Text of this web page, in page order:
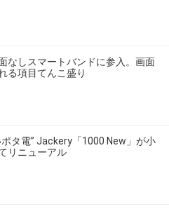
なしスマートバンドに参入。画面
る項目てんこ盛り
タ電” Jackery「1000 New」が小
リニューアル